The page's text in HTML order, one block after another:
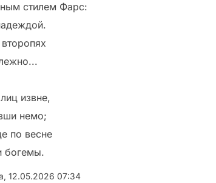
стилем Фарс:
извне,
немо;
по весне
богемы.
, 12.05.2026 07:34